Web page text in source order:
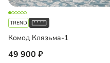
Комод Клязьма-1
49 900